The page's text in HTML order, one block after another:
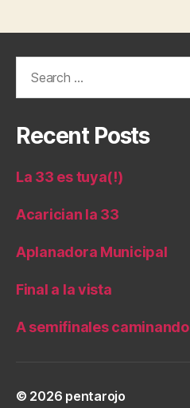
Recent Posts
La 33 es tuya(!)
Acarician la 33
Aplanadora Municipal
Final a la vista
A semifinales caminando
© 2026 pentarojo